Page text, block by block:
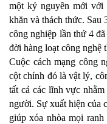
một kỷ nguyên mới
khăn và thách thức. Sau
công nghiệp lần thứ 4
đời hàng loạt công nghệ
Cuộc cách mạng công
cột chính đó là vật lý,
tất cả các lĩnh vực
người. Sự xuất hiện của
giúp xóa nhòa mọi